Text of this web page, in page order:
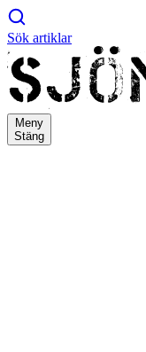
Sök artiklar
Meny
Stäng